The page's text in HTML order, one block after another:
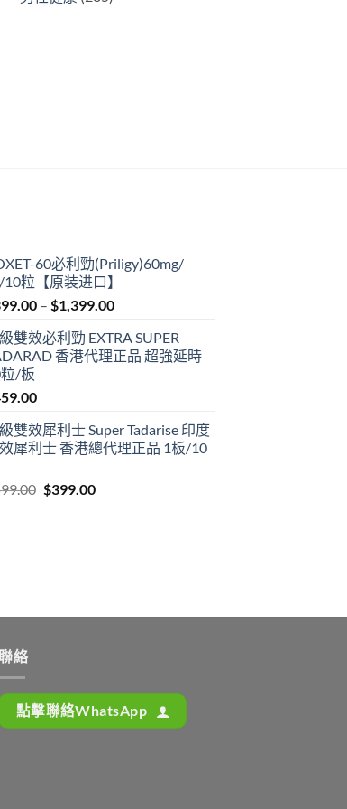
60必利勁(Priligy)60mg/
粒【原装进口】
– $1,399.00Price
$399.00
through
雙效必利勁 EXTRA SUPER
香港代理正品 超強延時
/板
雙效犀利士 Super Tadarise 印度
犀利士 香港總代理正品 1板/10
Original
$399.00Current
絡
點擊聯絡WhatsApp